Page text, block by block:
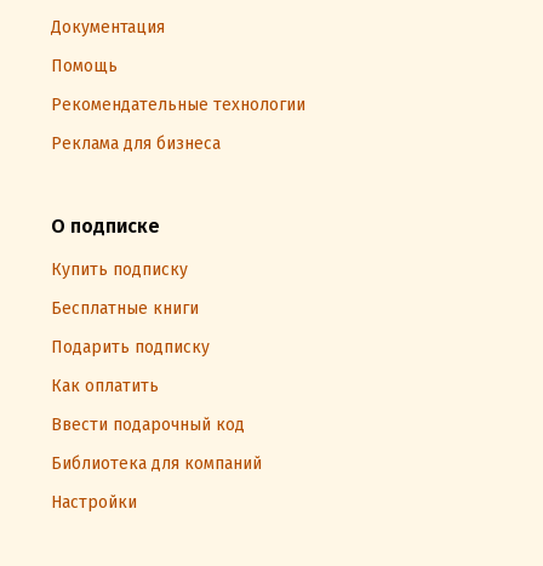
Документация
Помощь
Рекомендательные технологии
Реклама для бизнеса
О подписке
Купить подписку
Бесплатные книги
Подарить подписку
Как оплатить
Ввести подарочный код
Библиотека для компаний
Настройки